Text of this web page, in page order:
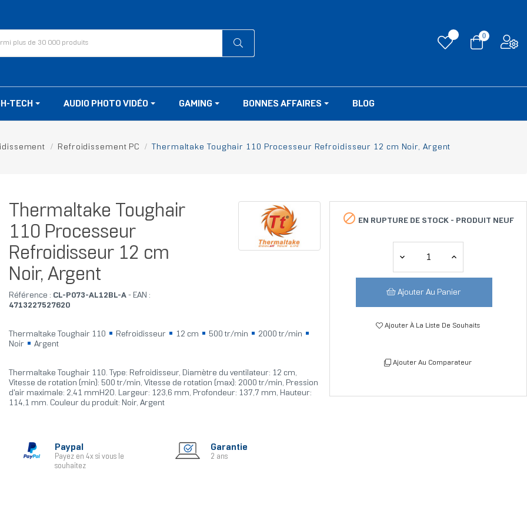
0
TECH AUDIO PHOTO VIDÉO GAMING BONNES AFFAIRES BLOG
Refroidissement PC Thermaltake Toughair 110 Processeur Refroidisseur 12 cm Noir, Argent
Thermaltake Toughair
110 Processeur
Refroidisseur 12 cm
Noir, Argent
Référence : CL-P073-AL12BL-A- EAN :
4713227527620
Thermaltake Toughair 110 Refroidisseur 12 cm 500 tr/min
2000 tr/min
Noir
Argent
Thermaltake Toughair 110. Type: Refroidisseur, Diamètre du ventilateur: 12 cm,
Vitesse de rotation (min): 500 tr/min, Vitesse de rotation (max): 2000 tr/min, Pression
d'air maximale: 2,41 mmH2O. Largeur: 123,6 mm, Profondeur: 137,7 mm, Hauteur:
114,1 mm. Couleur du produit: Noir, Argent
Paypal
Payez en 4x si vous le
souhaitez
Garantie
2 ans
 EN RUPTURE DE STOCK - PRODUIT NEUF
Ajouter Au Panier
Ajouter À La Liste De Souhaits
Ajouter Au Comparateur